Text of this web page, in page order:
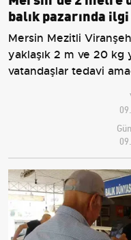
balık pazarında
Mersin Mezitli
yaklaşık 2 m ve 20 kg
vatandaşlar tedavi